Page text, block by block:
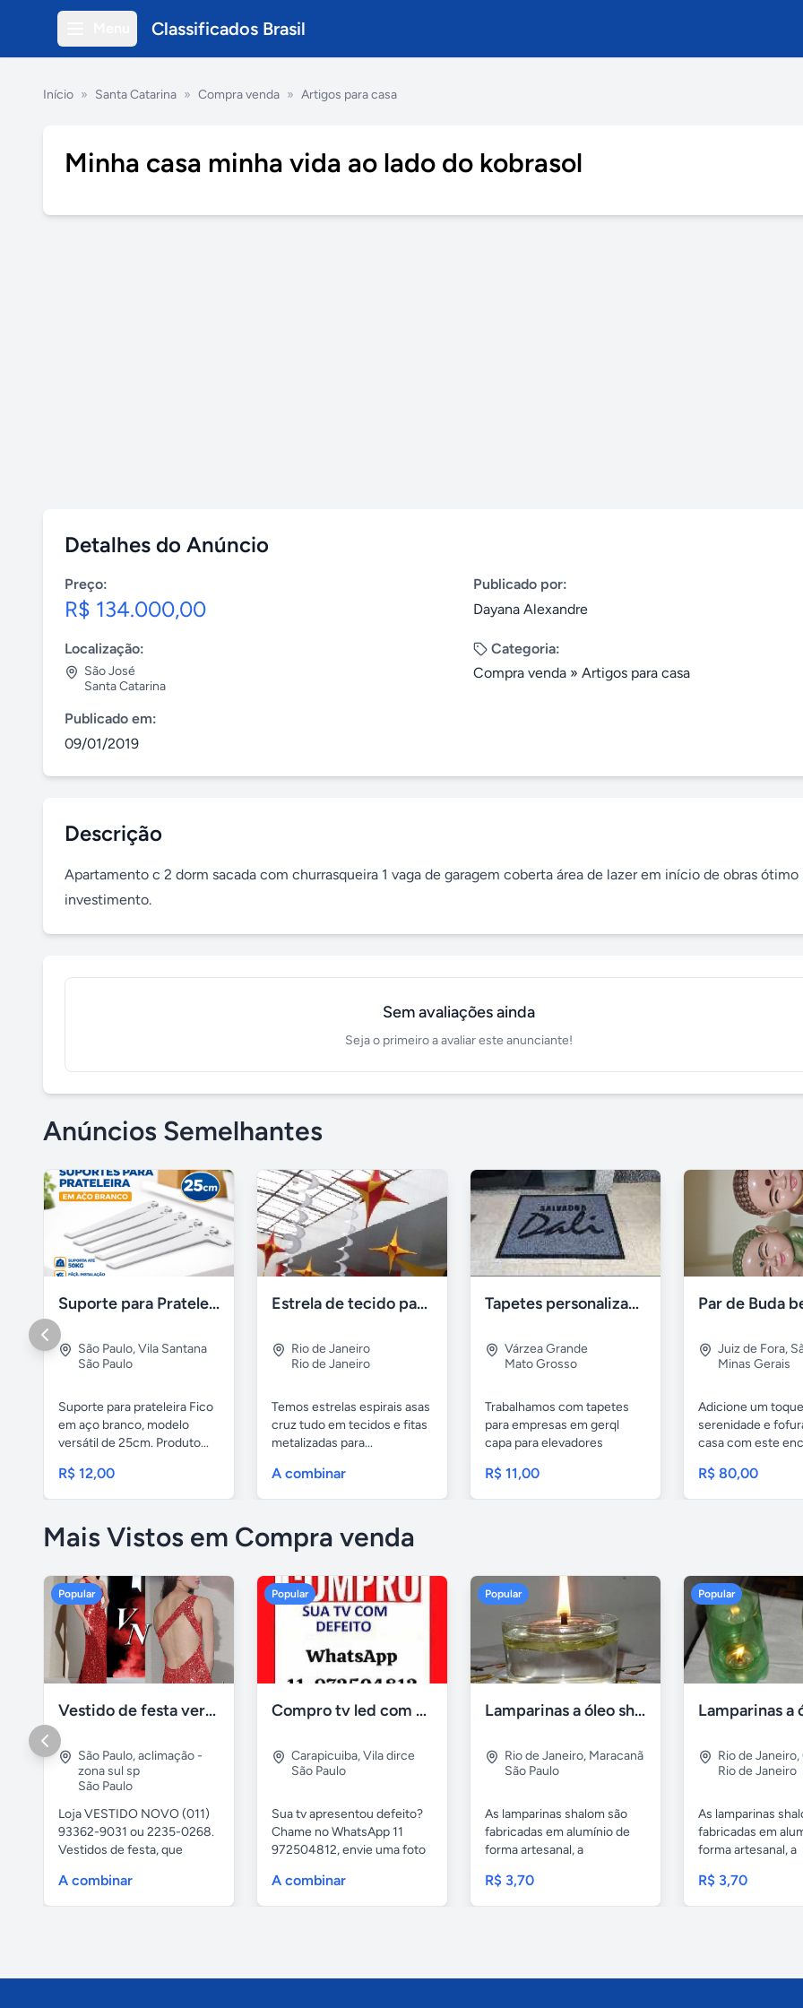
Classificados Brasil
Início » Santa Catarina » Compra venda » Artigos para casa
Minha casa minha vida ao lado do kobrasol
Detalhes do Anúncio
Preço:
R$ 134.000,00
Publicado por:
Dayana Alexandre
Localização:
São José
Santa Catarina
Categoria:
Compra venda » Artigos para casa
Publicado em:
09/01/2019
Descrição
Apartamento c 2 dorm sacada com churrasqueira 1 vaga de garagem coberta área de lazer em início de obras ótimo
investimento.
Sem avaliações ainda
Seja o primeiro a avaliar este anunciante!
Anúncios Semelhantes
Suporte para Prateleira Fico 25cm Branco Aço – Novo
São Paulo,Vila Santana
São Paulo
Suporte para prateleira Fico
em aço branco, modelo
versátil de 25cm. Produto...
R$ 12,00
Estrela de tecido para decoração
Rio de Janeiro
Rio de Janeiro
Temos estrelas espirais asas
cruz tudo em tecidos e fitas
metalizadas para...
A combinar
Tapetes personalizados
Várzea Grande
Mato Grosso
Trabalhamos com tapetes
para empresas em gerql
capa para elevadores
R$ 11,00
Par de Buda
Juiz de Fora,
Minas Gerais
Adicione um
serenidade e
casa com este
R$ 80,00
Mais Vistos em Compra venda
Popular
Vestido de festa vermelho com brilho e pedraria
São Paulo,aclimação -
zona sul sp
São Paulo
Loja VESTIDO NOVO (011)
93362-9031 ou 2235-0268.
Vestidos de festa, que
A combinar
Popular
Compro tv led com defeito
Carapicuiba,Vila dirce
São Paulo
Sua tv apresentou defeito?
Chame no WhatsApp 11
972504812, envie uma foto
A combinar
Popular
Lamparinas a óleo shalom
Rio de Janeiro, Maracanã
São Paulo
As lamparinas shalom são
fabricadas em alumínio de
forma artesanal, a
R$ 3,70
Popular
Rio de Janeiro,
Rio de Janeiro
As lamparinas
fabricadas em
forma artesanal, a
R$ 3,70